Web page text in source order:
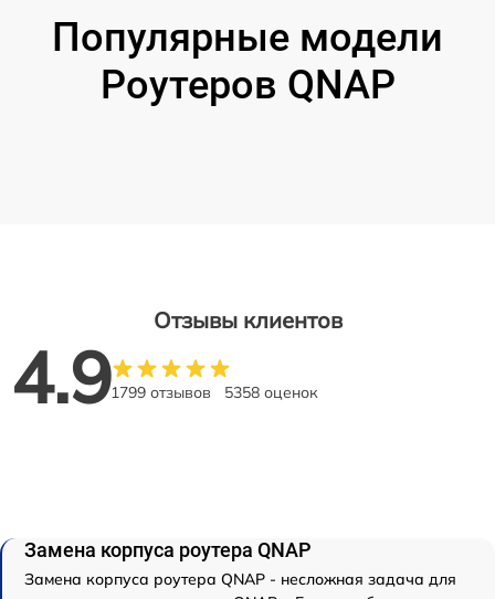
Популярные модели
Роутеров QNAP
Отзывы клиентов
4.91799 отзывов 5358 оценок
Замена корпуса роутера QNAP
Замена корпуса роутера QNAP - несложная задача для